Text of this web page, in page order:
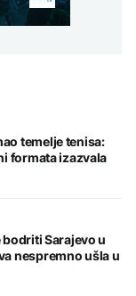
temelje tenisa:
formata izazvala
bodriti Sarajevo u
nespremno ušla u